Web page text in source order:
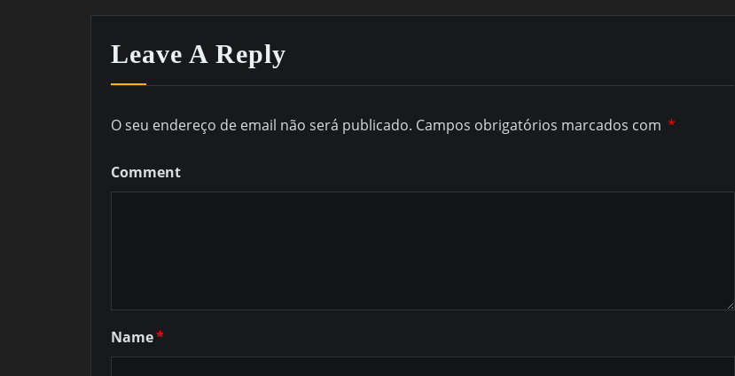
Leave A Reply
O seu endereço de email não será publicado. Campos obrigatórios marcados com *
Comment
Name*